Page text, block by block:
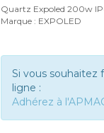
Quartz Expoled 200w
Marque : EXPOLED
Si vous souhaitez
ligne :
Adhérez à